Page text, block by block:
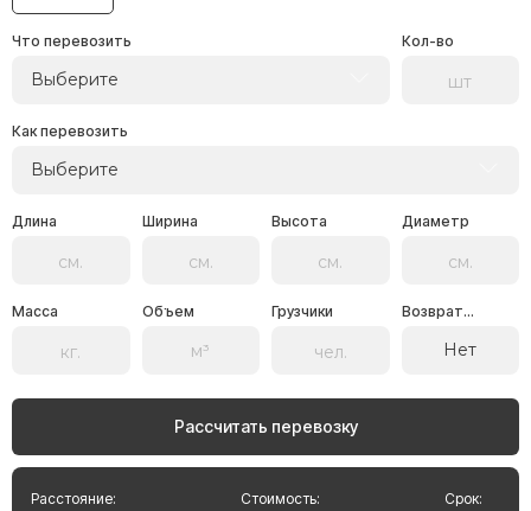
Что перевозить
Выберите
Кол-во
Как перевозить
Выберите
Длина Ширина Высота Диаметр
Масса Объем Грузчики Возврат...
Нет
Рассчитать перевозку
Стоимость:
Расстояние: Срок: